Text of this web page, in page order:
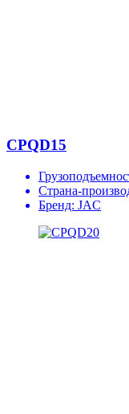
CPQD15
Страна-
Бренд: JAC